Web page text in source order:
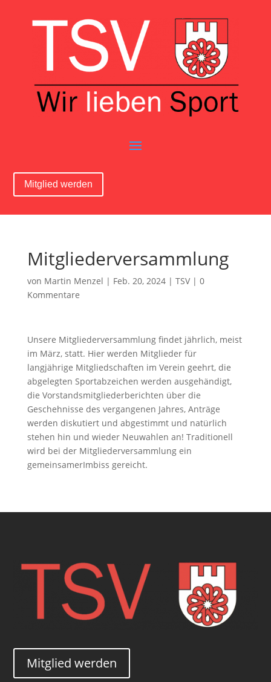
Mitglied werden
Mitgliederversammlung
von Martin Menzel | Feb. 20, 2024| TSV| 0
Kommentare
Unsere Mitgliederversammlung findet jährlich, meist
im März, statt. Hier werden Mitglieder für
langjährige Mitgliedschaften im Verein geehrt, die
abgelegten Sportabzeichen werden ausgehändigt,
die Vorstandsmitgliederberichten über die
Geschehnisse des vergangenen Jahres, Anträge
werden diskutiert und abgestimmt und natürlich
stehen hin und wieder Neuwahlen an! Traditionell
wird bei derMitgliederversammlung ein
gemeinsamerImbiss gereicht.
Mitglied werden